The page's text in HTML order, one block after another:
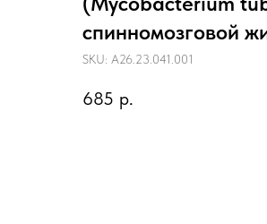
спинномозговой
SKU: A26.23.041.001
685 р.